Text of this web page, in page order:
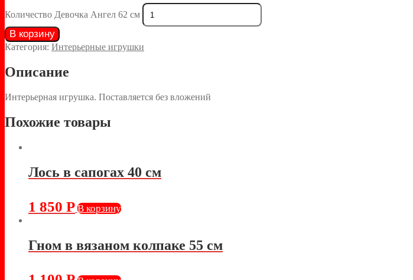
Количество Девочка Ангел 62 см
В корзину
Категория: Интерьерные игрушки
Описание
Интерьерная игрушка. Поставляется без вложений
Похожие товары
Лось в сапогах 40 см
1 850 Р В корзину
Гном в вязаном колпаке 55 см